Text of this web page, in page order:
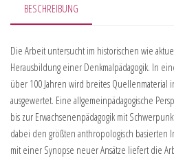
BESCHREIBUNG
Die Arbeit untersucht im historischen wie
Herausbildung einer Denkmalpädagogik. In
über 100 Jahren wird breites Quellenmaterial
ausgewertet. Eine allgemeinpädagogische
bis zur Erwachsenenpädagogik mit
dabei den größten anthropologisch basierten
mit einer Synopse neuer Ansätze liefert die